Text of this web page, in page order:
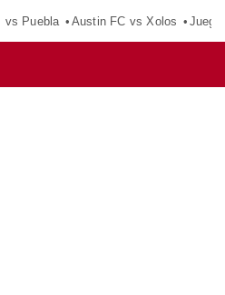
vs Puebla Austin FC vs Xolos